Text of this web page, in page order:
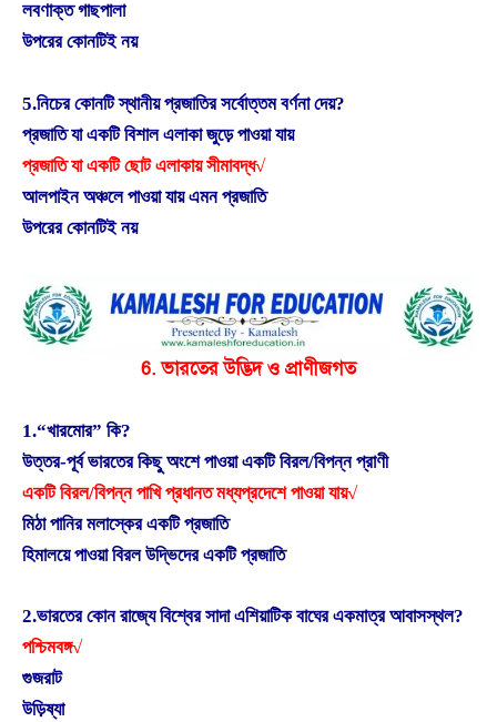
লবণাক্ত গাছপালা
উপরের কোনটিই নয়
5.নিচের কোনটি স্থানীয় প্রজাতির সর্বোত্তম বর্ণনা দেয়?
প্রজাতি যা একটি বিশাল এলাকা জুড়ে পাওয়া যায়
প্রজাতি যা একটি ছোট এলাকায় সীমাবদ্ধ√
আলপাইন অঞ্চলে পাওয়া যায় এমন প্রজাতি
উপরের কোনটিই নয়
6. ভারতের উদ্ভিদ ও প্রাণীজগত
1.“খারমোর” কি?
উত্তর-পূর্ব ভারতের কিছু অংশে পাওয়া একটি বিরল/বিপন্ন প্রাণী
একটি বিরল/বিপন্ন পাখি প্রধানত মধ্যপ্রদেশে পাওয়া যায়√
মিঠা পানির মলাস্কের একটি প্রজাতি
হিমালয়ে পাওয়া বিরল উদ্ভিদের একটি প্রজাতি
2.ভারতের কোন রাজ্যে বিশ্বের সাদা এশিয়াটিক বাঘের একমাত্র আবাসস্থল?
পশ্চিমবঙ্গ√
গুজরাট
উড়িষ্যা